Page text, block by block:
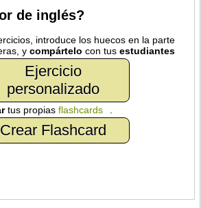
de inglés?
introduce los huecos en la parte
ycompártelo con tusestudiantes
Ejercicio
personalizado
tus propiasflashcards
Crear Flashcard